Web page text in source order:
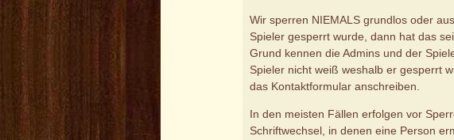
Wir sperren NIEMALS grundlos oder
Spieler gesperrt wurde, dann hat das
Grund kennen die Admins und der
Spieler nicht weiß weshalb er gesperrt
das Kontaktformular anschreiben.
In den meisten Fällen erfolgen vor
Schriftwechsel, in denen eine Person